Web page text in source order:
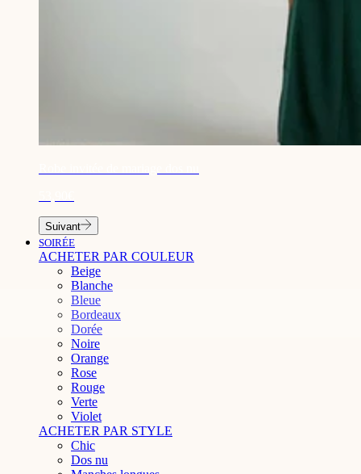
Suivant
SOIRÉE
ACHETER PAR COULEUR
Beige
Blanche
Bleue
Bordeaux
Dorée
Noire
Orange
Rose
Rouge
Verte
Violet
ACHETER PAR STYLE
Chic
Dos nu